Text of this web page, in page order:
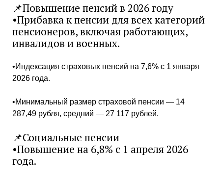
📌Повышение пенсий в 2026 году
•Прибавка к пенсии для всех категорий
пенсионеров, включая работающих,
инвалидов и военных.
•Индексация страховых пенсий на 7,6% с 1 января
2026 года.
•Минимальный размер страховой пенсии — 14
287,49 рубля, средний — 27 117 рублей.
📌Социальные пенсии
•Повышение на 6,8% с 1 апреля 2026
года.